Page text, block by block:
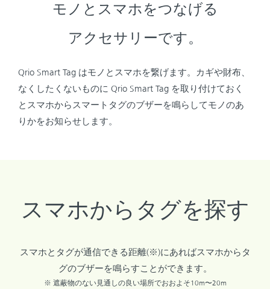
モノとスマホをつなげる
アクセサリーです。
Qrio Smart Tag はモノとスマホを繋げます。カギや財布、
なくしたくないものに Qrio Smart Tag を取り付けておく
とスマホからスマートタグのブザーを鳴らしてモノのあ
りかをお知らせします。
スマホからタグを探す
スマホとタグが通信できる距離(※)にあればスマホからタ
グのブザーを鳴らすことができます。
※ 遮蔽物のない見通しの良い場所でおおよそ10m〜20m